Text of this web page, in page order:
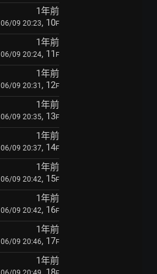
1年前
06/09 20:23, 10F
1年前
06/09 20:24, 11 F
1年前
06/09 20:31 , 12F
1年前
06/09 20:35, 13F
1年前
06/09 20:37, 14F
1年前
06/09 20:42, 15F
1年前
06/09 20:42, 16F
1年前
06/09 20:46, 17F
1年前